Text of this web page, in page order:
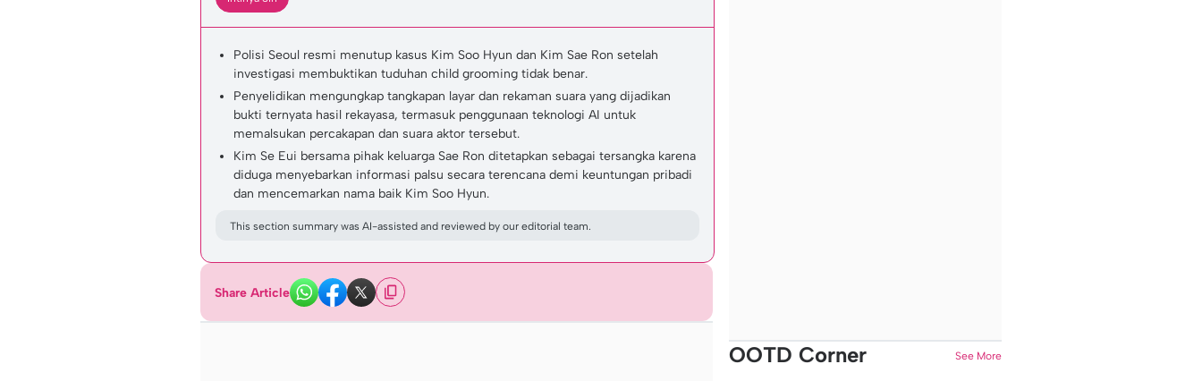
Polisi Seoul resmi menutup kasus Kim Soo Hyun dan Kim Sae Ron setelah
investigasi membuktikan tuduhan child grooming tidak benar.
Penyelidikan mengungkap tangkapan layar dan rekaman suara yang dijadikan
bukti ternyata hasil rekayasa, termasuk penggunaan teknologi AI untuk
memalsukan percakapan dan suara aktor tersebut.
Kim Se Eui bersama pihak keluarga Sae Ron ditetapkan sebagai tersangka karena
diduga menyebarkan informasi palsu secara terencana demi keuntungan pribadi
dan mencemarkan nama baik Kim Soo Hyun.
This section summary was AI-assisted and reviewed by our editorial team.
Share Article
OOTD Corner See More